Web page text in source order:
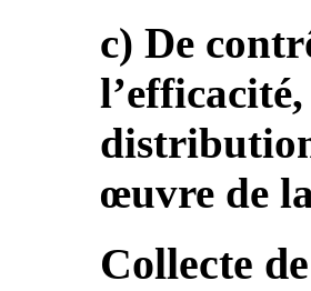
c) De
œuvre de
Collecte